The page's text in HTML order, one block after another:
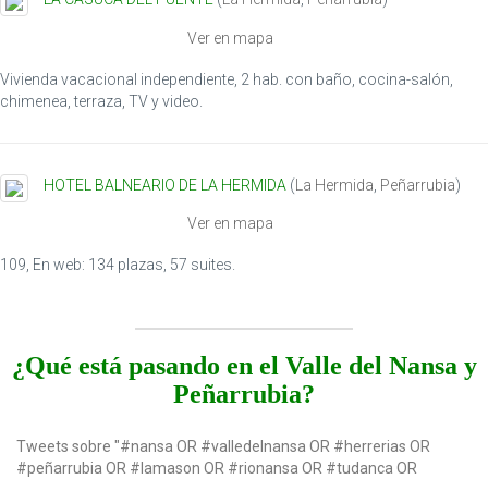
Ver en mapa
Vivienda vacacional independiente, 2 hab. con baño, cocina-salón,
chimenea, terraza, TV y video.
HOTEL BALNEARIO DE LA HERMIDA ( La Hermida Peñarrubia)
Ver en mapa
109, En web: 134 plazas, 57 suites.
¿Qué está pasando en el Valle del Nansa y
Peñarrubia?
Tweets sobre "#nansa OR #valledelnansa OR #herrerias OR
#peñarrubia OR #lamason OR #rionansa OR #tudanca OR